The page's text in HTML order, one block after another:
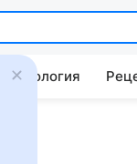
Психология